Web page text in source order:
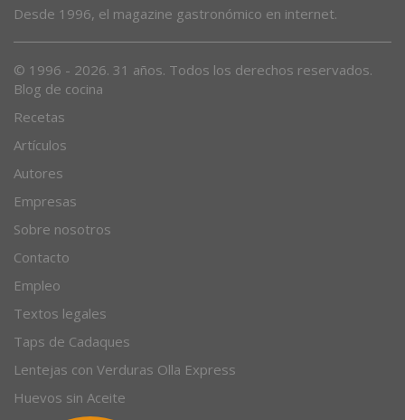
Blog de cocina
Recetas
Artículos
Autores
Empresas
Sobre nosotros
Contacto
Empleo
Textos legales
Taps de Cadaques
Lentejas con Verduras Olla Express